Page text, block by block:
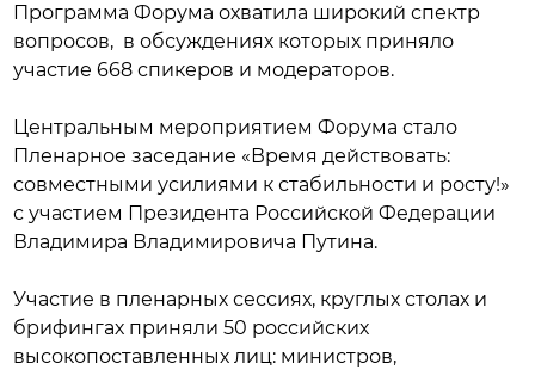
Программа Форума охватила широкий спектр
вопросов, в обсуждениях которых приняло
участие 668 спикеров и модераторов.
Центральным мероприятием Форума стало
Пленарное заседание «Время действовать:
совместными усилиями к стабильности и росту!»
с участием Президента Российской Федерации
Владимира Владимировича Путина.
Участие в пленарных сессиях, круглых столах и
брифингах приняли 50 российских
высокопоставленных лиц: министров,